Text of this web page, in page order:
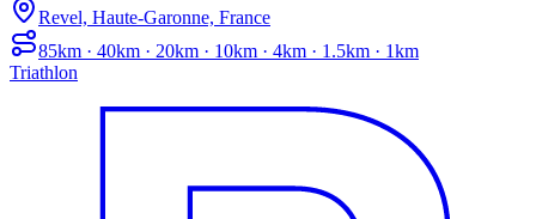
Revel, Haute-Garonne, France
85km · 40km · 20km · 10km · 4km · 1.5km · 1km
Triathlon